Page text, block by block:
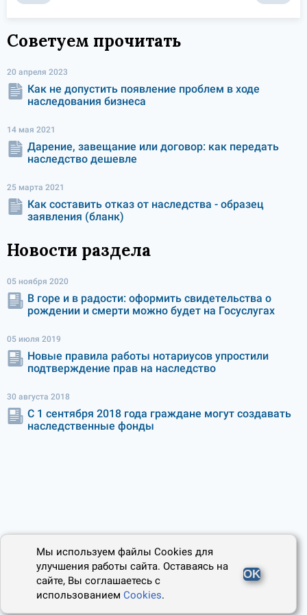
Советуем прочитать
20 апреля 2023
Как не допустить появление проблем в ходе
наследования бизнеса
14 мая 2021
Дарение, завещание или договор: как передать
наследство дешевле
25 марта 2021
Как составить отказ от наследства - образец
заявления (бланк)
Новости раздела
05 ноября 2020
В горе и в радости: оформить свидетельства о
рождении и смерти можно будет на Госуслугах
05 июля 2019
Новые правила работы нотариусов упростили
подтверждение прав на наследство
30 августа 2018
С 1 сентября 2018 года граждане могут создавать
наследственные фонды
Мы используем файлы Cookies для
улучшения работы сайта. Оставаясь на
сайте, Вы соглашаетесь с
использованиемCookies.
OK